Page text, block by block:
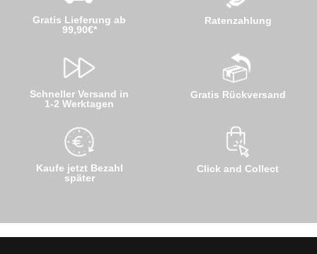
Gratis Lieferung ab
99,90€*
Schneller Versand in
1-2 Werktagen
Kaufe jetzt Bezahl
später
Ratenzahlung
Gratis Rückversand
Click and Collect